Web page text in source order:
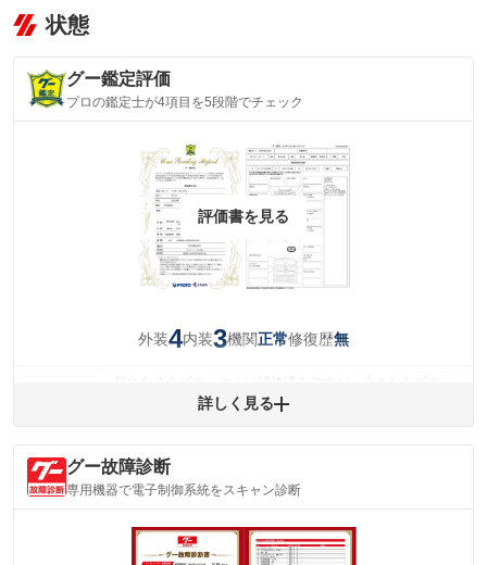
状態
グー鑑定評価
プロの鑑定士が4項目を5段階でチェック
評価書を見る
外装4内装3機関正常修復歴無
コミが残っています。
内装
(内装状態)
気になる汚れ等があります。
詳細は鑑定書をご確認ください。
詳しく見る
グー故障診断
専用機器で電子制御系統をスキャン診断